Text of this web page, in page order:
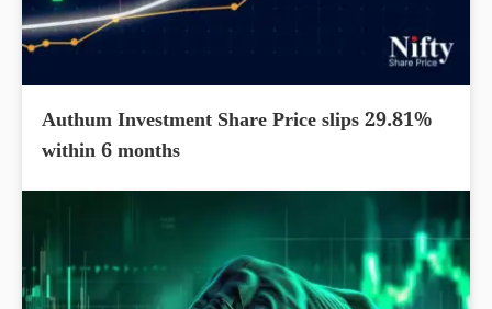
Authum Investment Share Price slips 29.81%
within 6 months